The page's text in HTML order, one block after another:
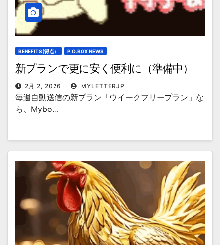
BENEFITS(得点） P.O.BOX NEWS
新プランで更に安く便利に（準備中）
2月 2, 2026 MYLETTERJP
毎週自動送信の新プラン「ウイークフリープラン」な
ら、Mybo…